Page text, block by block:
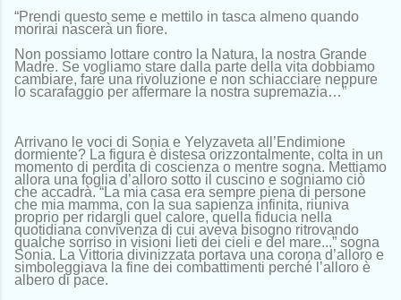
“Prendi questo seme e mettilo in tasca almeno quando
morirai nascerà un fiore.
Non possiamo lottare contro la Natura, la nostra Grande
Madre. Se vogliamo stare dalla parte della vita dobbiamo
cambiare, fare una rivoluzione e non schiacciare neppure
lo scarafaggio per affermare la nostra supremazia…”
Arrivano le voci di Sonia e Yelyzaveta all’Endimione
dormiente? La figura è distesa orizzontalmente, colta in un
momento di perdita di coscienza o mentre sogna. Mettiamo
allora una foglia d’alloro sotto il cuscino e sogniamo ciò
che accadrà. “La mia casa era sempre piena di persone
che mia mamma, con la sua sapienza infinita, riuniva
proprio per ridargli quel calore, quella fiducia nella
quotidiana convivenza di cui aveva bisogno ritrovando
qualche sorriso in visioni lieti dei cieli e del mare...” sogna
Sonia. La Vittoria divinizzata portava una corona d’alloro e
simboleggiava la fine dei combattimenti perché l’alloro è
albero di pace.